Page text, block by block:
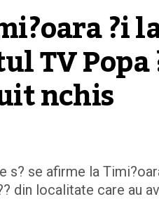
?i
TV Popa
nchis
s? se afirme la
din localitate care au